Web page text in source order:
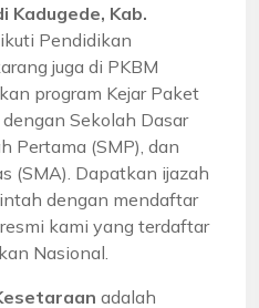
Kadugede, Kab.
Pendidikan
juga di PKBM
program Kejar Paket
Sekolah Dasar
Pertama (SMP), dan
(SMA). Dapatkan ijazah
dengan mendaftar
kami yang terdaftar
Nasional.
adalah